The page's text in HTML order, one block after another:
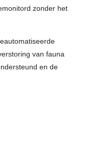
zonder het
van fauna
en de